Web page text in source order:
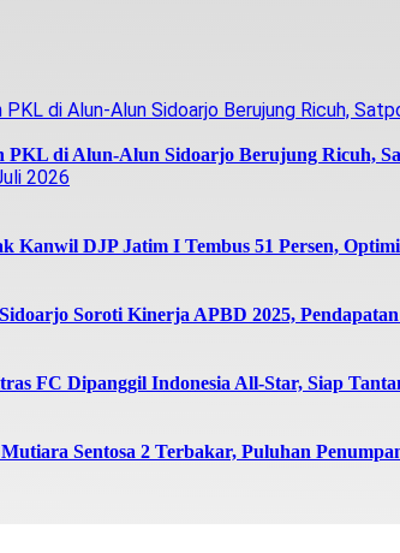
PKL di Alun-Alun Sidoarjo Berujung Ricuh,
2026
Kanwil DJP Jatim I Tembus 51 Persen,
Soroti Kinerja APBD 2025,
FC Dipanggil Indonesia All-Star, Siap
Sentosa 2 Terbakar, Puluhan